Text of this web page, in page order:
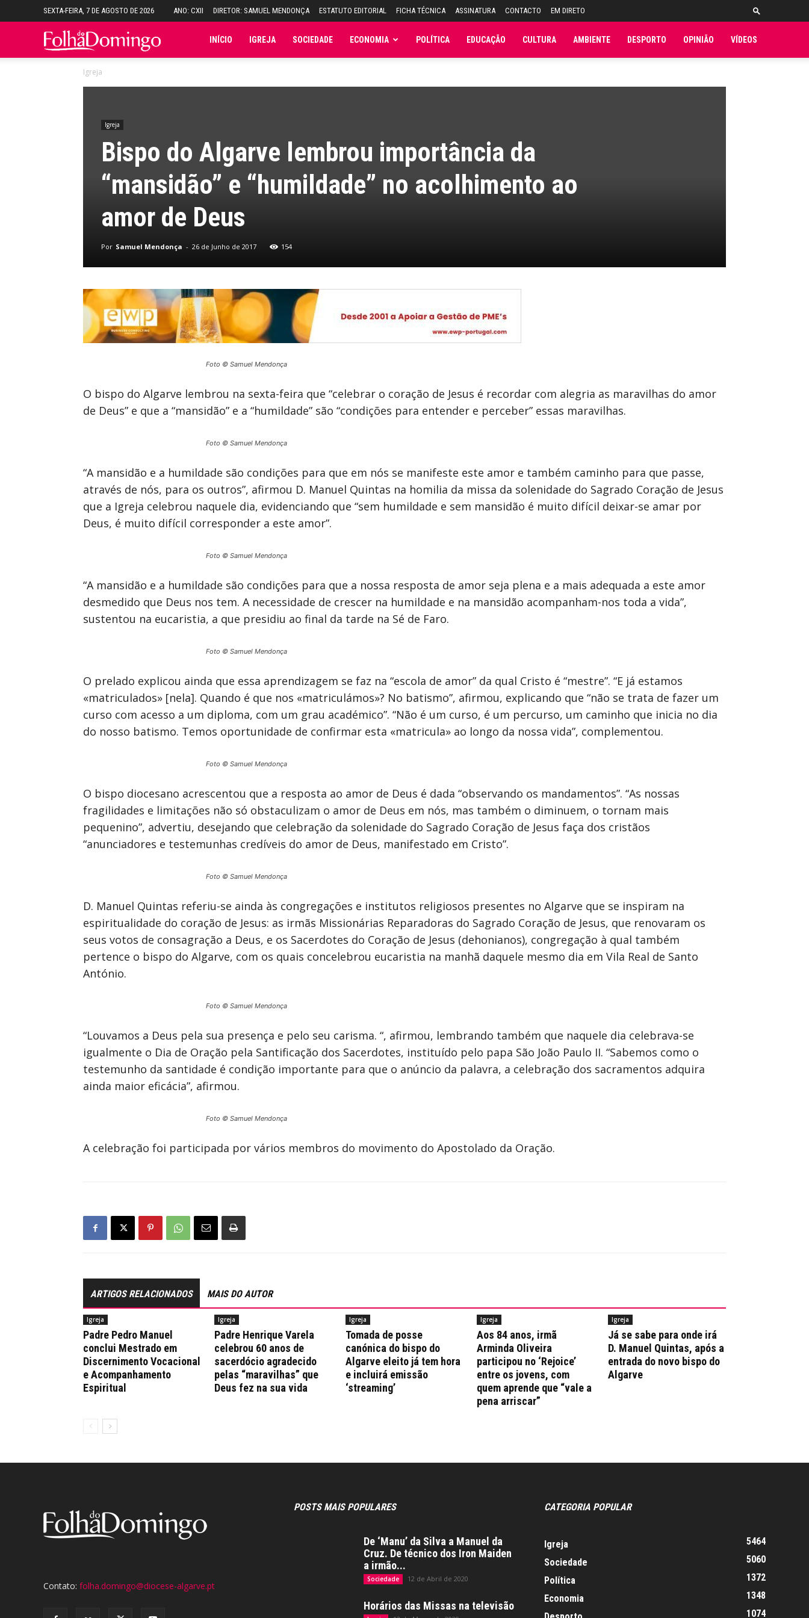
SEXTA-FEIRA, 7 DE AGOSTO DE 2026 ANO: CXII DIRETOR: SAMUEL MENDONÇA ESTATUTO EDITORIAL FICHA TÉCNICA ASSINATURA CONTACTO EM DIRETO
Folha INÍCIO IGREJA SOCIEDADE ECONOMIA POLÍTICA EDUCAÇÃO CULTURA AMBIENTE DESPORTO OPINIÃO VÍDEOS
Igreja
Igreja
Bispo do Algarve lembrou importância da
“mansidão” e “humildade” no acolhimento ao
amor de Deus
Por Samuel Mendonça - 26 de Junho de 2017 154
Foto © Samuel Mendonça
O bispo do Algarve lembrou na sexta-feira que “celebrar o coração de Jesus é recordar com alegria as maravilhas do amor
de Deus” e que a “mansidão” e a “humildade” são “condições para entender e perceber” essas maravilhas.
Foto © Samuel Mendonça
“A mansidão e a humildade são condições para que em nós se manifeste este amor e também caminho para que passe,
através de nós, para os outros”, afirmou D. Manuel Quintas na homilia da missa da solenidade do Sagrado Coração de Jesus
que a Igreja celebrou naquele dia, evidenciando que “sem humildade e sem mansidão é muito difícil deixar-se amar por
Deus, é muito difícil corresponder a este amor”.
Foto © Samuel Mendonça
“A mansidão e a humildade são condições para que a nossa resposta de amor seja plena e a mais adequada a este amor
desmedido que Deus nos tem. A necessidade de crescer na humildade e na mansidão acompanham-nos toda a vida”,
sustentou na eucaristia, a que presidiu ao final da tarde na Sé de Faro.
Foto © Samuel Mendonça
O prelado explicou ainda que essa aprendizagem se faz na “escola de amor” da qual Cristo é “mestre”. “E já estamos
«matriculados» [nela]. Quando é que nos «matriculámos»? No batismo”, afirmou, explicando que “não se trata de fazer um
curso com acesso a um diploma, com um grau académico”. “Não é um curso, é um percurso, um caminho que inicia no dia
do nosso batismo. Temos oportunidade de confirmar esta «matricula» ao longo da nossa vida”, complementou.
Foto © Samuel Mendonça
O bispo diocesano acrescentou que a resposta ao amor de Deus é dada “observando os mandamentos”. “As nossas
fragilidades e limitações não só obstaculizam o amor de Deus em nós, mas também o diminuem, o tornam mais
pequenino”, advertiu, desejando que celebração da solenidade do Sagrado Coração de Jesus faça dos cristãos
“anunciadores e testemunhas credíveis do amor de Deus, manifestado em Cristo”.
Foto © Samuel Mendonça
D. Manuel Quintas referiu-se ainda às congregações e institutos religiosos presentes no Algarve que se inspiram na
espiritualidade do coração de Jesus: as irmãs Missionárias Reparadoras do Sagrado Coração de Jesus, que renovaram os
seus votos de consagração a Deus, e os Sacerdotes do Coração de Jesus (dehonianos), congregação à qual também
pertence o bispo do Algarve, com os quais concelebrou eucaristia na manhã daquele mesmo dia em Vila Real de Santo
António.
Foto © Samuel Mendonça
“Louvamos a Deus pela sua presença e pelo seu carisma. “, afirmou, lembrando também que naquele dia celebrava-se
igualmente o Dia de Oração pela Santificação dos Sacerdotes, instituído pelo papa São João Paulo II. “Sabemos como o
testemunho da santidade é condição importante para que o anúncio da palavra, a celebração dos sacramentos adquira
ainda maior eficácia”, afirmou.
Foto © Samuel Mendonça
A celebração foi participada por vários membros do movimento do Apostolado da Oração.
ARTIGOS RELACIONADOS MAIS DO AUTOR
Igreja
Padre Pedro Manuel
conclui Mestrado em
Discernimento Vocacional
e Acompanhamento
Espiritual
Igreja
Padre Henrique Varela
celebrou 60 anos de
sacerdócio agradecido
pelas “maravilhas” que
Deus fez na sua vida
Igreja
Tomada de posse
canónica do bispo do
Algarve eleito já tem hora
e incluirá emissão
‘streaming’
Igreja
Aos 84 anos, irmã
Arminda Oliveira
participou no ‘Rejoice’
entre os jovens, com
quem aprende que “vale a
pena arriscar”
Igreja
Já se sabe para onde irá
D. Manuel Quintas, após a
entrada do novo bispo do
Algarve
Contato: folha.domingo@diocese-algarve.pt
POSTS MAIS POPULARES
De ‘Manu’ da Silva a Manuel da
Cruz. De técnico dos Iron Maiden
a irmão...
Sociedade 12 de Abril de 2020
Horários das Missas na televisão
CATEGORIA POPULAR
Igreja
5464
Sociedade
5060
Política
1372
Economia
1348
1074